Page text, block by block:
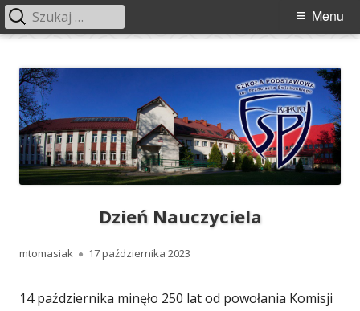
treści
Świebockiego w Barcicach
Menu
Menu
Szukaj:
Dzień Nauczyciela
Autor
mtomasiak Opublikowano
17 października 2023
14 października minęło 250 lat od powołania Komisji